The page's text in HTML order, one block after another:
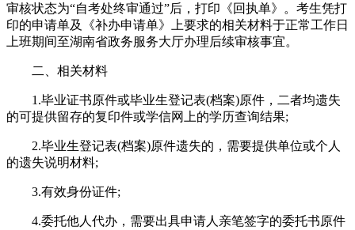
审核状态为“自考处终审通过”后，打印《回执单》。考生凭打
印的申请单及《补办申请单》上要求的相关材料于正常工作日
上班期间至湖南省政务服务大厅办理后续审核事宜。
二、相关材料
1.毕业证书原件或毕业生登记表(档案)原件，二者均遗失
的可提供留存的复印件或学信网上的学历查询结果;
2.毕业生登记表(档案)原件遗失的，需要提供单位或个人
的遗失说明材料;
3.有效身份证件;
4.委托他人代办，需要出具申请人亲笔签字的委托书原件